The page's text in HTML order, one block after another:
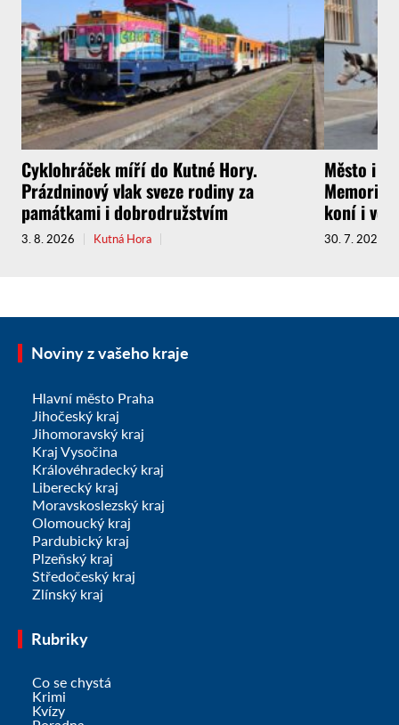
Cyklohráček míří do Kutné Hory.
Prázdninový vlak sveze rodiny za
památkami i dobrodružstvím
3. 8. 2026 Kutná Hora
Město i
Memoriál
koní i
30. 7. 2026
Noviny z vašeho kraje
Hlavní město Praha
Jihočeský kraj
Jihomoravský kraj
Kraj Vysočina
Královéhradecký kraj
Liberecký kraj
Moravskoslezský kraj
Olomoucký kraj
Pardubický kraj
Plzeňský kraj
Středočeský kraj
Zlínský kraj
Rubriky
Co se chystá
Krimi
Kvízy